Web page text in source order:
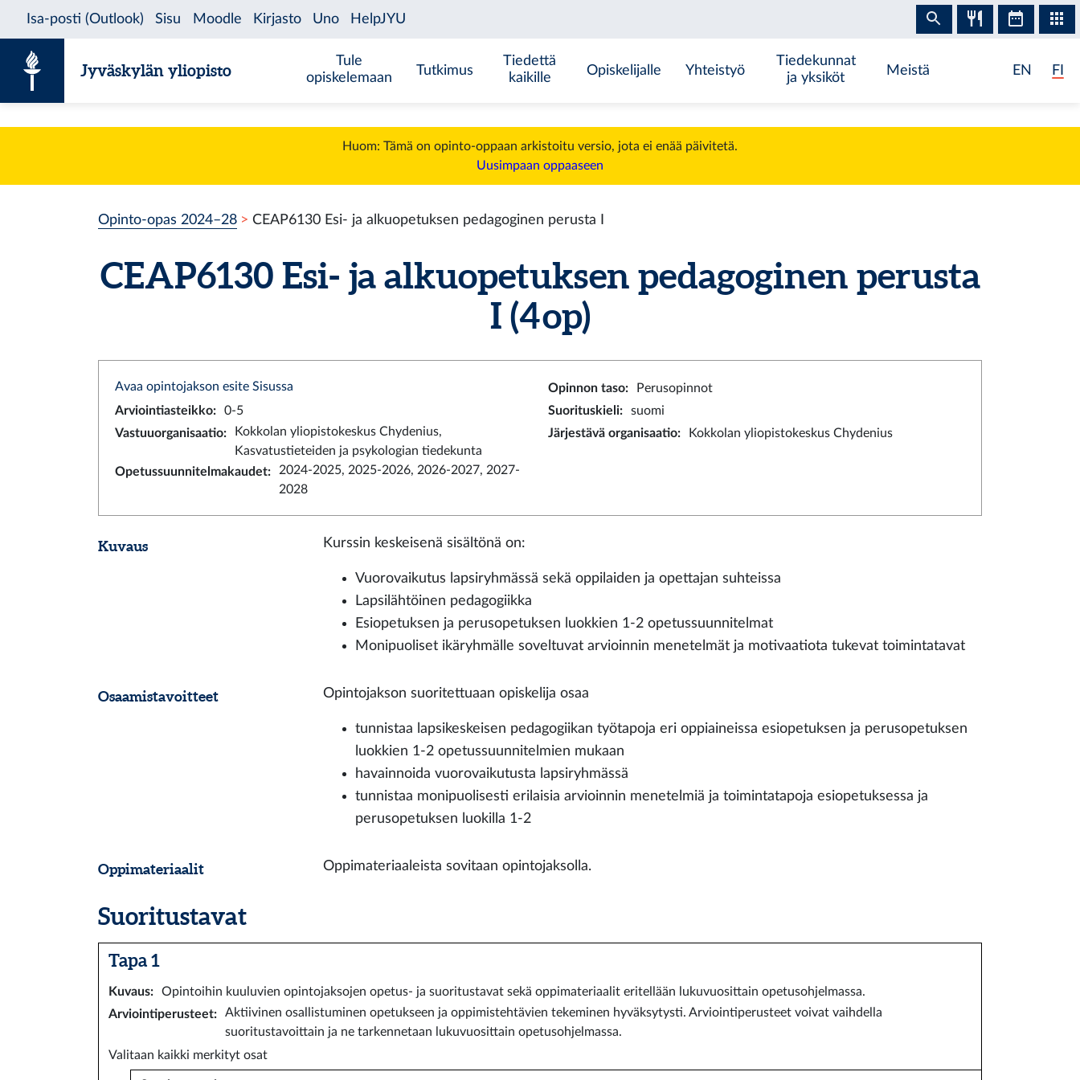
Jyväskylän yliopisto
Tule
opiskelemaan
Tutkimus
Tiedettä
kaikille
Opiskelijalle Yhteistyö
Tiedekunnat
ja yksiköt
Meistä EN FI
Huom: Tämä on opinto-oppaan arkistoitu versio, jota ei enää päivitetä.
Uusimpaan oppaaseen
Opinto-opas 2024–28 CEAP6130 Esi- ja alkuopetuksen pedagoginen perusta I
CEAP6130 Esi- ja alkuopetuksen pedagoginen perusta
I (4 op)
Avaa opintojakson esite Sisussa Opinnon taso:
Perusopinnot
Arviointiasteikko: 0-5 Suorituskieli:
suomi
Vastuuorganisaatio:
Kokkolan yliopistokeskus Chydenius,
Kasvatustieteiden ja psykologian tiedekunta
Järjestävä organisaatio: Kokkolan yliopistokeskus Chydenius
Opetussuunnitelmakaudet:
2024-2025, 2025-2026, 2026-2027, 2027-
2028
Kuvaus Kurssin keskeisenä sisältönä on:
Vuorovaikutus lapsiryhmässä sekä oppilaiden ja opettajan suhteissa
Lapsilähtöinen pedagogiikka
Esiopetuksen ja perusopetuksen luokkien 1-2 opetussuunnitelmat
Monipuoliset ikäryhmälle soveltuvat arvioinnin menetelmät ja motivaatiota tukevat toimintatavat
Osaamistavoitteet Opintojakson suoritettuaan opiskelija osaa
tunnistaa lapsikeskeisen pedagogiikan työtapoja eri oppiaineissa esiopetuksen ja perusopetuksen
luokkien 1-2 opetussuunnitelmien mukaan
havainnoida vuorovaikutusta lapsiryhmässä
tunnistaa monipuolisesti erilaisia arvioinnin menetelmiä ja toimintatapoja esiopetuksessa ja
perusopetuksen luokilla 1-2
Oppimateriaalit Oppimateriaaleista sovitaan opintojaksolla.
Suoritustavat
Tapa 1
Kuvaus:
Opintoihin kuuluvien opintojaksojen opetus- ja suoritustavat sekä oppimateriaalit eritellään lukuvuosittain opetusohjelmassa.
Arviointiperusteet:
Aktiivinen osallistuminen opetukseen ja oppimistehtävien tekeminen hyväksytysti. Arviointiperusteet voivat vaihdella
suoritustavoittain ja ne tarkennetaan lukuvuosittain opetusohjelmassa.
Valitaan kaikki merkityt osat